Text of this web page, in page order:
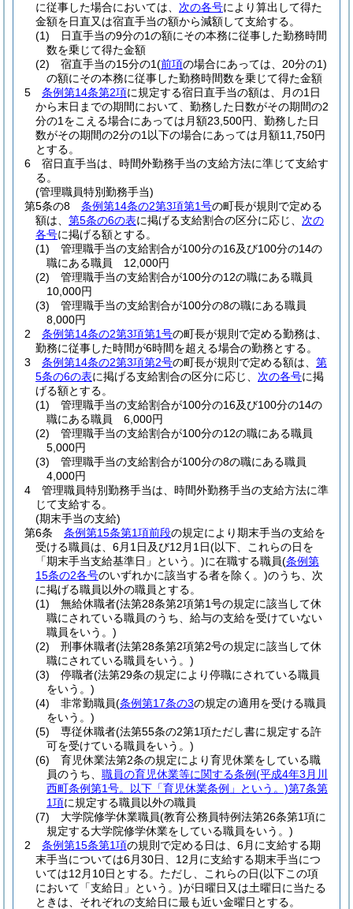
に従事した場合においては、 次の各号により算出して得た
金額を日直又は宿直手当の額から減額して支給する。
(1)
日直手当の9分の1の額にその本務に従事した勤務時間
数を乗じて得た金額
(2)
宿直手当の15分の1(前項の場合にあっては、20分の1)
の額にその本務に従事した勤務時間数を乗じて得た金額
5
条例第14条第2項に規定する宿日直手当の額は、月の1日
から末日までの期間において、勤務した日数がその期間の2
分の1をこえる場合にあっては月額23,500円、勤務した日
数がその期間の2分の1以下の場合にあっては月額11,750円
とする。
6
宿日直手当は、時間外勤務手当の支給方法に準じて支給す
る。
(管理職員特別勤務手当)
第5条の8
条例第14条の2第3項第1号の町長が規則で定める
額は、 第5条の6の表に掲げる支給割合の区分に応じ、 次の
各号に掲げる額とする。
(1)
管理職手当の支給割合が100分の16及び100分の14の
職にある職員 12,000円
(2)
管理職手当の支給割合が100分の12の職にある職員
10,000円
(3)
管理職手当の支給割合が100分の8の職にある職員
8,000円
2
条例第14条の2第3項第1号の町長が規則で定める勤務は、
勤務に従事した時間が6時間を超える場合の勤務とする。
3
条例第14条の2第3項第2号の町長が規則で定める額は、 第
5条の6の表に掲げる支給割合の区分に応じ、 次の各号に掲
げる額とする。
(1)
管理職手当の支給割合が100分の16及び100分の14の
職にある職員 6,000円
(2)
管理職手当の支給割合が100分の12の職にある職員
5,000円
(3)
管理職手当の支給割合が100分の8の職にある職員
4,000円
4
管理職員特別勤務手当は、時間外勤務手当の支給方法に準
じて支給する。
(期末手当の支給)
第6条
条例第15条第1項前段の規定により期末手当の支給を
受ける職員は、6月1日及び12月1日(以下、これらの日を
「期末手当支給基準日」という。)に在職する職員(条例第
15条の2各号のいずれかに該当する者を除く。)のうち、次
に掲げる職員以外の職員とする。
(1)
無給休職者(法第28条第2項第1号の規定に該当して休
職にされている職員のうち、給与の支給を受けていない
職員をいう。)
(2)
刑事休職者(法第28条第2項第2号の規定に該当して休
職にされている職員をいう。)
(3)
停職者(法第29条の規定により停職にされている職員
をいう。)
(4)
非常勤職員(条例第17条の3の規定の適用を受ける職員
をいう。)
(5)
専従休職者(法第55条の2第1項ただし書に規定する許
可を受けている職員をいう。)
(6)
育児休業法第2条の規定により育児休業をしている職
員のうち、 職員の育児休業等に関する条例(平成4年3月川
西町条例第1号。以下「育児休業条例」という。)第7条第
1項に規定する職員以外の職員
(7)
大学院修学休業職員(教育公務員特例法第26条第1項に
規定する大学院修学休業をしている職員をいう。)
2
条例第15条第1項の規則で定める日は、6月に支給する期
末手当については6月30日、12月に支給する期末手当につ
いては12月10日とする。 ただし、これらの日(以下この項
において「支給日」という。)が日曜日又は土曜日に当たる
ときは、それぞれの支給日に最も近い金曜日とする。